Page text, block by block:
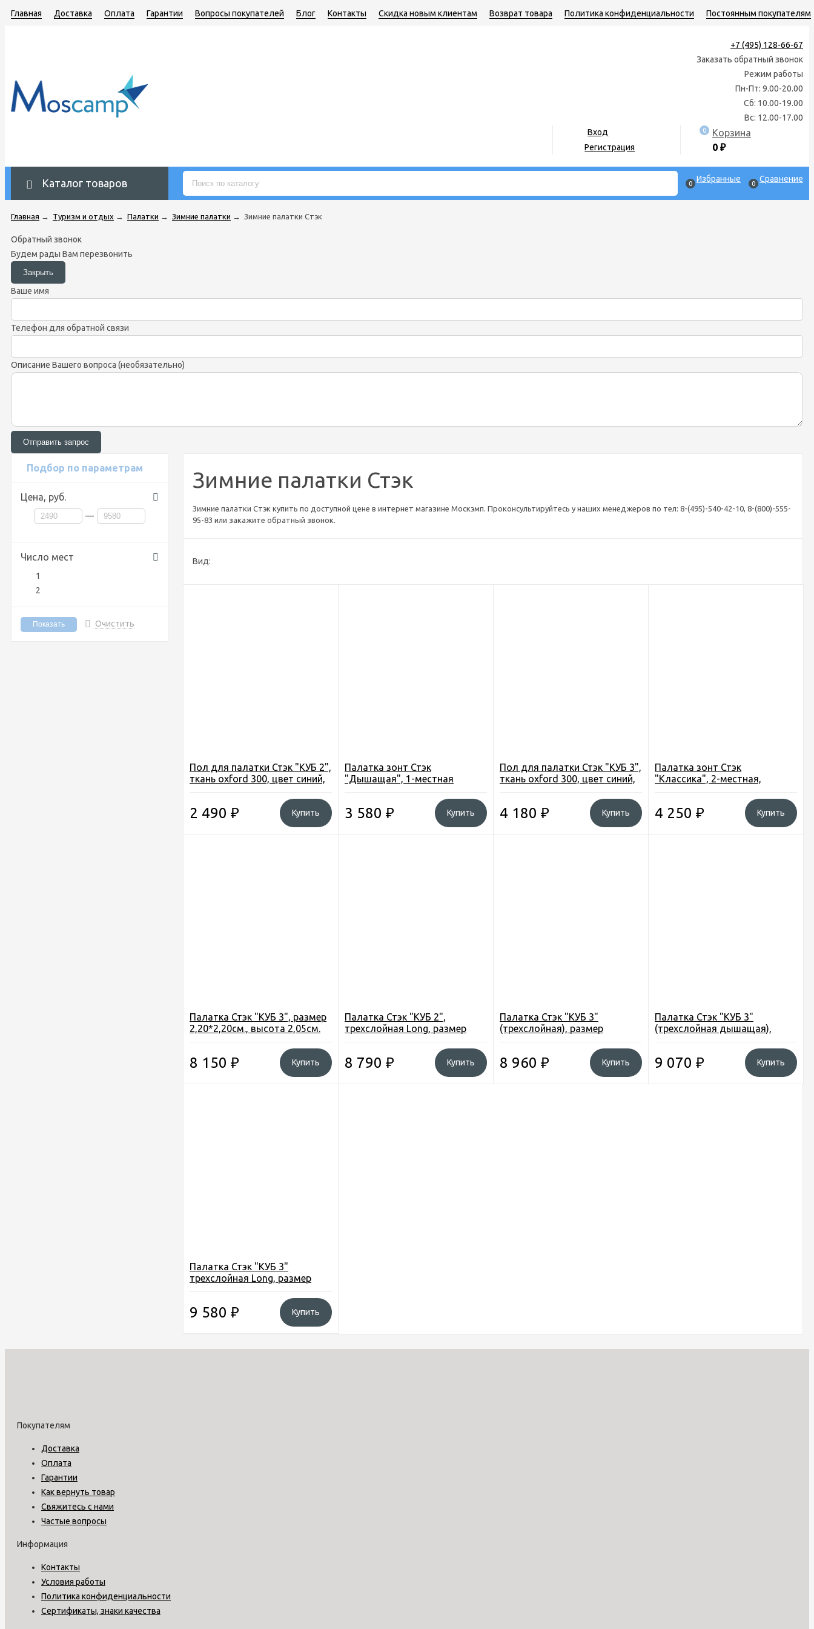
Главная Доставка Оплата Гарантии Вопросы покупателей Блог Контакты Скидка новым клиентам Возврат товара Политика конфиденциальности Постоянным покупателям
+7 (495) 128-66-67
Заказать обратный звонок
Режим работы
Пн-Пт: 9.00-20.00
Сб: 10.00-19.00
Вс: 12.00-17.00
Вход
Регистрация
0
Корзина
0 ₽
Каталог товаров 0 Избранные 0 Сравнение
Главная → Туризм и отдых → Палатки → Зимние палатки → Зимние палатки Стэк
Обратный звонок
Будем рады Вам перезвонить
Ваше имя
Телефон для обратной связи
Описание Вашего вопроса (необязательно)
Подбор по параметрам
Цена, руб.
—
Число мест
1
2
Очистить
Зимние палатки Стэк
Зимние палатки Стэк купить по доступной цене в интернет магазине Москэмп. Проконсультируйтесь у наших менеджеров по тел: 8-(495)-540-42-10, 8-(800)-555-
95-83 или закажите обратный звонок.
Вид:
Пол для палатки Стэк "КУБ 2",
ткань oxford 300, цвет синий,
2 490 ₽ Купить
Палатка зонт Стэк
"Дышащая", 1-местная
3 580 ₽ Купить
Пол для палатки Стэк "КУБ 3",
ткань oxford 300, цвет синий,
4 180 ₽ Купить
Палатка зонт Стэк
"Классика", 2-местная,
4 250 ₽ Купить
Палатка Стэк "КУБ 3", размер
2,20*2,20см., высота 2,05см.
8 150 ₽ Купить
Палатка Стэк "КУБ 2",
трехслойная Long, размер
8 790 ₽ Купить
Палатка Стэк "КУБ 3"
(трехслойная), размер
8 960 ₽ Купить
Палатка Стэк "КУБ 3"
(трехслойная дышащая),
9 070 ₽ Купить
Палатка Стэк "КУБ 3"
трехслойная Long, размер
9 580 ₽ Купить
Покупателям
Доставка
Оплата
Гарантии
Как вернуть товар
Свяжитесь с нами
Частые вопросы
Информация
Контакты
Условия работы
Политика конфиденциальности
Сертификаты, знаки качества